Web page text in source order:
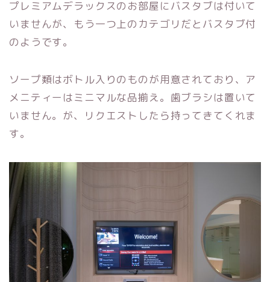
プレミアムデラックスのお部屋にバスタブは付いて
いませんが、もう一つ上のカテゴリだとバスタブ付
のようです。
ソープ類はボトル入りのものが用意されており、ア
メニティーはミニマルな品揃え。歯ブラシは置いて
いません。が、リクエストしたら持ってきてくれま
す。